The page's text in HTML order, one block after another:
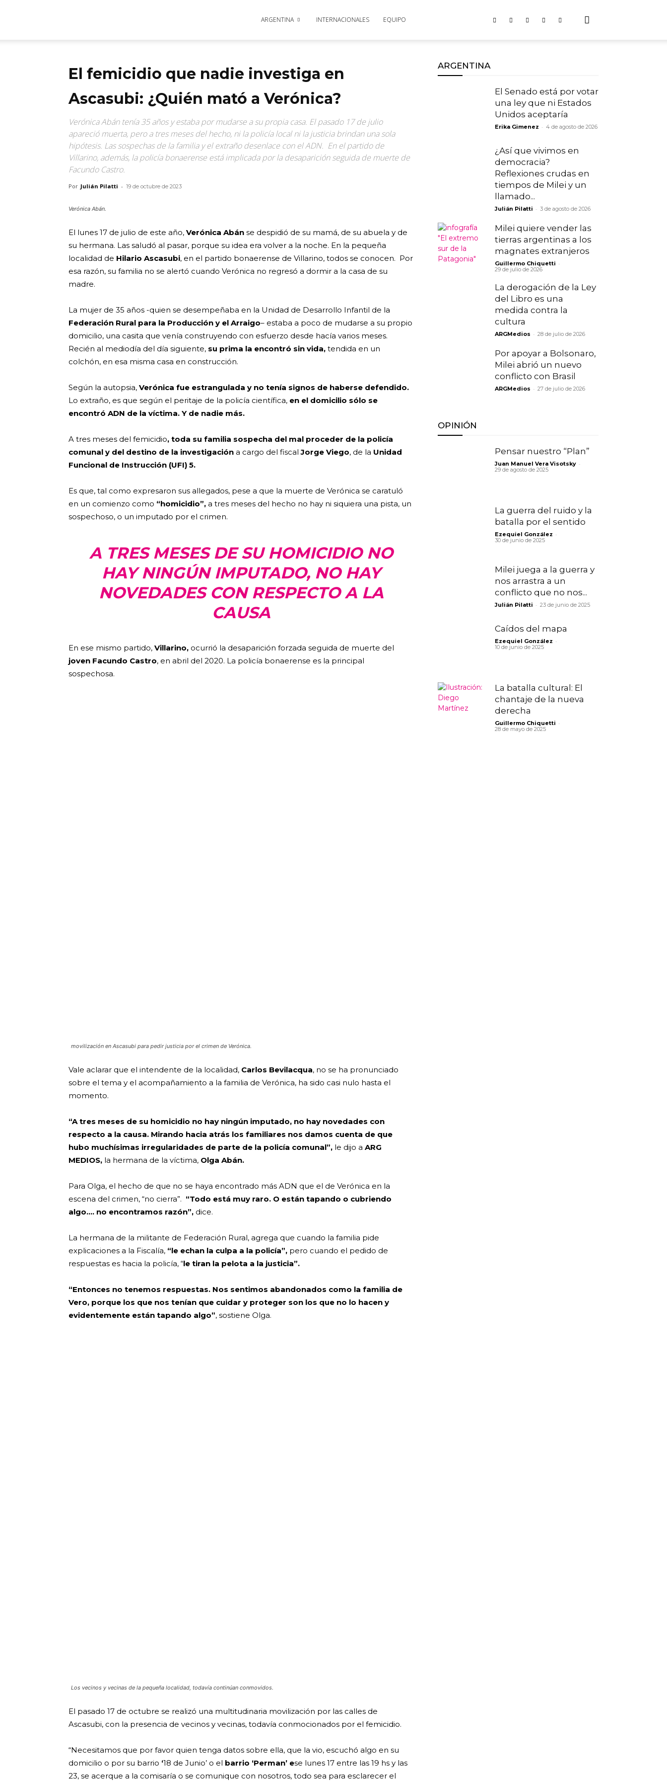
ARGENTINA INTERNACIONALES EQUIPO
El femicidio que nadie investiga en
Ascasubi: ¿Quién mató a Verónica?
Verónica Abán tenía 35 años y estaba por mudarse a su propia casa. El pasado 17 de julio
apareció muerta, pero a tres meses del hecho, ni la policía local ni la justicia brindan una sola
hipótesis. Las sospechas de la familia y el extraño desenlace con el ADN. En el partido de
Villarino, además, la policía bonaerense está implicada por la desaparición seguida de muerte de
Facundo Castro.
Por Julián Pilatti - 19 de octubre de 2023
Verónica Abán.
El lunes 17 de julio de este año, Verónica Abán se despidió de su mamá, de su abuela y de
su hermana. Las saludó al pasar, porque su idea era volver a la noche. En la pequeña
localidad de Hilario Ascasubi, en el partido bonaerense de Villarino, todos se conocen. Por
esa razón, su familia no se alertó cuando Verónica no regresó a dormir a la casa de su
madre.
La mujer de 35 años -quien se desempeñaba en la Unidad de Desarrollo Infantil de la
Federación Rural para la Producción y el Arraigo– estaba a poco de mudarse a su propio
domicilio, una casita que venía construyendo con esfuerzo desde hacía varios meses.
Recién al mediodía del día siguiente, su prima la encontró sin vida, tendida en un
colchón, en esa misma casa en construcción.
Según la autopsia, Verónica fue estrangulada y no tenía signos de haberse defendido.
Lo extraño, es que según el peritaje de la policía científica, en el domicilio sólo se
encontró ADN de la víctima. Y de nadie más.
A tres meses del femicidio, toda su familia sospecha del mal proceder de la policía
comunal y del destino de la investigación a cargo del fiscalJorge Viego, de la Unidad
Funcional de Instrucción (UFI) 5.
Es que, tal como expresaron sus allegados, pese a que la muerte de Verónica se caratuló
en un comienzo como “homicidio”, a tres meses del hecho no hay ni siquiera una pista, un
sospechoso, o un imputado por el crimen.
A TRES MESES DE SU HOMICIDIO NO
HAY NINGÚN IMPUTADO, NO HAY
NOVEDADES CON RESPECTO A LA
CAUSA
En ese mismo partido, Villarino, ocurrió la desaparición forzada seguida de muerte del
joven Facundo Castro, en abril del 2020. La policía bonaerense es la principal
sospechosa.
movilización en Ascasubi para pedir justicia por el crimen de Verónica.
Vale aclarar que el intendente de la localidad, Carlos Bevilacqua, no se ha pronunciado
sobre el tema y el acompañamiento a la familia de Verónica, ha sido casi nulo hasta el
momento.
“A tres meses de su homicidio no hay ningún imputado, no hay novedades con
respecto a la causa. Mirando hacia atrás los familiares nos damos cuenta de que
hubo muchísimas irregularidades de parte de la policía comunal”, le dijo a ARG
MEDIOS, la hermana de la víctima, Olga Abán.
Para Olga, el hecho de que no se haya encontrado más ADN que el de Verónica en la
escena del crimen, “no cierra”. “Todo está muy raro. O están tapando o cubriendo
algo…. no encontramos razón”, dice.
La hermana de la militante de Federación Rural, agrega que cuando la familia pide
explicaciones a la Fiscalía, “le echan la culpa a la policía”, pero cuando el pedido de
respuestas es hacia la policía, “le tiran la pelota a la justicia”.
“Entonces no tenemos respuestas. Nos sentimos abandonados como la familia de
Vero, porque los que nos tenían que cuidar y proteger son los que no lo hacen y
evidentemente están tapando algo”, sostiene Olga.
Los vecinos y vecinas de la pequeña localidad, todavía continúan conmovidos.
El pasado 17 de octubre se realizó una multitudinaria movilización por las calles de
Ascasubi, con la presencia de vecinos y vecinas, todavía conmocionados por el femicidio.
“Necesitamos que por favor quien tenga datos sobre ella, que la vio, escuchó algo en su
domicilio o por su barrio ‘18 de Junio’ o el barrio ‘Perman’ ese lunes 17 entre las 19 hs y las
23, se acerque a la comisaría o se comunique con nosotros, todo sea para esclarecer el
ARGENTINA
El Senado está por votar
una ley que ni Estados
Unidos aceptaría
Erika Gimenez - 4 de agosto de 2026
¿Así que vivimos en
democracia?
Reflexiones crudas en
tiempos de Milei y un
llamado...
Julián Pilatti - 3 de agosto de 2026
Milei quiere vender las
tierras argentinas a los
magnates extranjeros
Guillermo Chiquetti -
29 de julio de 2026
La derogación de la Ley
del Libro es una
medida contra la
cultura
ARGMedios - 28 de julio de 2026
Por apoyar a Bolsonaro,
Milei abrió un nuevo
conflicto con Brasil
ARGMedios - 27 de julio de 2026
OPINIÓN
Pensar nuestro “Plan”
Juan Manuel Vera Visotsky -
29 de agosto de 2025
La guerra del ruido y la
batalla por el sentido
Ezequiel González -
30 de junio de 2025
Milei juega a la guerra y
nos arrastra a un
conflicto que no nos...
Julián Pilatti - 23 de junio de 2025
Caídos del mapa
Ezequiel González -
10 de junio de 2025
La batalla cultural: El
chantaje de la nueva
derecha
Guillermo Chiquetti -
28 de mayo de 2025